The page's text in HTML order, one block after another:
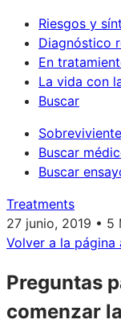
Riesgos y
Diagnóstico
En
La vida con
Buscar
Buscar
Buscar
Treatments
27 junio, 2019 • 5
Volver a la página
Preguntas
comenzar